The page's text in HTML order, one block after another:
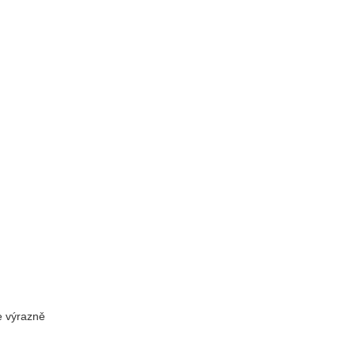
výrazně